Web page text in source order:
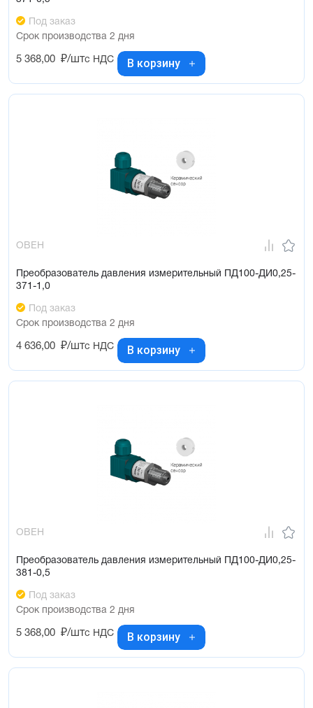
Под заказ
Срок производства 2 дня
5 368,00 ₽/штс НДС В корзину
ОВЕН
Преобразователь давления измерительный ПД100-ДИ0,25-
371-1,0
Под заказ
Срок производства 2 дня
4 636,00 ₽/штс НДС В корзину
ОВЕН
Преобразователь давления измерительный ПД100-ДИ0,25-
381-0,5
Под заказ
Срок производства 2 дня
5 368,00 ₽/штс НДС В корзину